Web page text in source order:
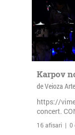
Karpov
de Veioza Arte
https://
concert.
16 afisari | 0